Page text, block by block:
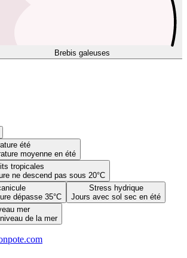
Brebis galeuses
été
moyenne en été
tropicales
ne descend pas sous 20°C
dépasse 35°C
Stress hydrique
Jours avec sol sec en été
mer
de la mer